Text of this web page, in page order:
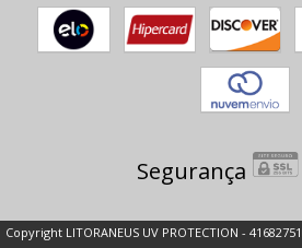
Segurança
Copyright LITORANEUS UV PROTECTION -